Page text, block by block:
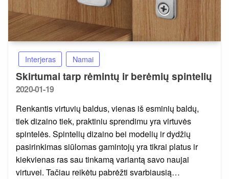
Interjeras Namai
Skirtumai tarp rėmintų ir berėmių spintelių
Posted
2020-01-19
Renkantis virtuvių baldus, vienas iš esminių baldų,
tiek dizaino tiek, praktiniu sprendimu yra virtuvės
spintelės. Spintelių dizaino bei modelių ir dydžių
pasirinkimas siūlomas gamintojų yra tikrai platus ir
kiekvienas ras sau tinkamą variantą savo naujai
virtuvei. Tačiau reikėtu pabrėžti svarbiausią…